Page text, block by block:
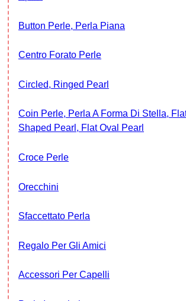
Button Perle, Perla Piana
Centro Forato Perle
Circled, Ringed Pearl
Coin Perle, Perla A Forma Di Stella, Flat Teardrop
Shaped Pearl, Flat Oval Pearl
Croce Perle
Orecchini
Sfaccettato Perla
Regalo Per Gli Amici
Accessori Per Capelli